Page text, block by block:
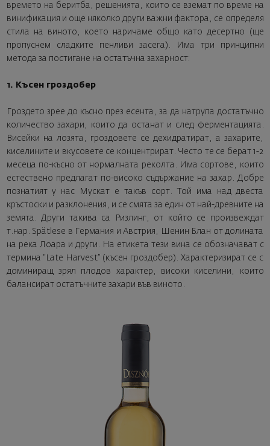
времето на беритба, решенията, които се вземат по време на
винификация и още няколко други важни фактора, се определя
стила на виното, което наричаме общо като десертно (ще
пропуснем сладките пенливи засега). Има три принципни
метода за постигане на остатъчна захарност:
1. Късен гроздобер
Гроздето зрее до късно през есента, за да натрупа достатъчно
количество захари, които да останат и след ферментацията.
Висейки на лозята, гроздовете се дехидратират, а захарите,
киселините и вкусовете се концентрират. Често те се берат 1-2
месеца по-късно от нормалната реколта. Има сортове, които
естествено предлагат по-високо съдържание на захар. Добре
познатият у нас Мускат е такъв сорт. Той има над двеста
кръстоски и разклонения, и се смята за един от най-древните на
земята. Други такива са Ризлинг, от който се произвеждат
т.нар. Spätlese в Германия и Австрия, Шенин Блан от долината
на река Лоара и други. На етикета тези вина се обозначават с
термина “Late Harvest” (късен гроздобер). Характеризират се с
доминиращ зрял плодов характер, високи киселини, които
балансират остатъчните захари във виното.